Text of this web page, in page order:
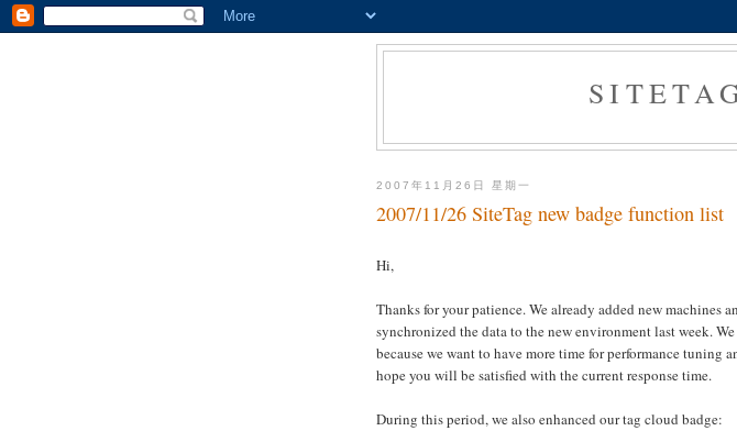
2007年11月26日 星期一
2007/11/26 SiteTag new badge function list
Hi,
Thanks for your patience. We already added new machines
synchronized the data to the new environment last week.
because we want to have more time for performance tuning
hope you will be satisfied with the current response time.
During this period, we also enhanced our tag cloud badge: